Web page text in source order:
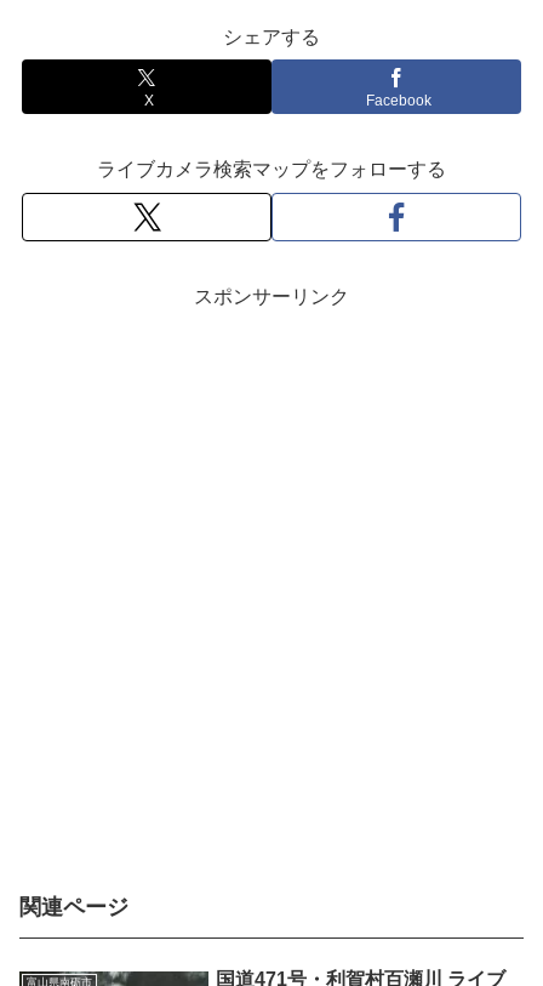
シェアする
X Facebook
ライブカメラ検索マップをフォローする
スポンサーリンク
関連ページ
富山県南砺市 国道471号・利賀村百瀬川 ライブ